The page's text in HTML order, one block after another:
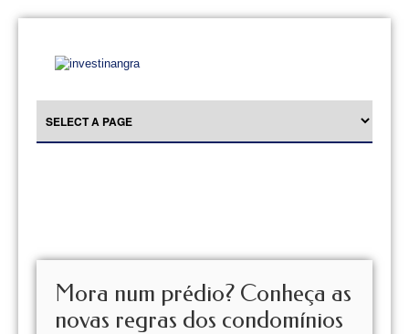
Mora num prédio? Conheça as
novas regras dos condomínios